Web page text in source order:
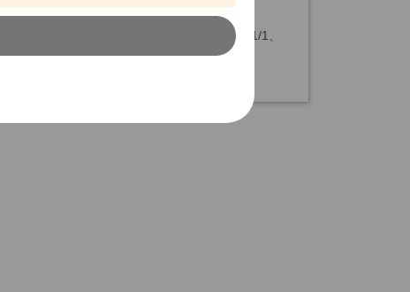
月～金曜日(5/14・25、6/4、12/24・25・31、1/1、